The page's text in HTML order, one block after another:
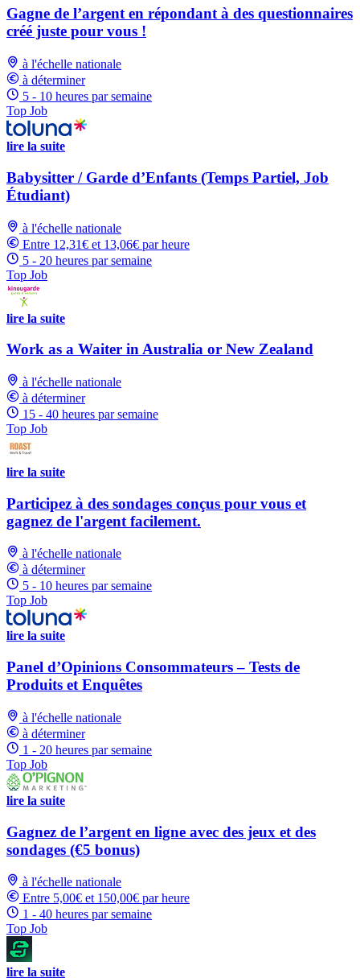
Gagne de l’argent en répondant à des questionnaires
créé juste pour vous !
à l'échelle nationale
à déterminer
5 - 10 heures par semaine
Top Job
lire la suite
Babysitter / Garde d’Enfants (Temps Partiel, Job
Étudiant)
à l'échelle nationale
Entre 12,31€ et 13,06€ par heure
5 - 20 heures par semaine
Top Job
lire la suite
Work as a Waiter in Australia or New Zealand
à l'échelle nationale
à déterminer
15 - 40 heures par semaine
Top Job
lire la suite
Participez à des sondages conçus pour vous et
gagnez de l'argent facilement.
à l'échelle nationale
à déterminer
5 - 10 heures par semaine
Top Job
lire la suite
Panel d’Opinions Consommateurs – Tests de
Produits et Enquêtes
à l'échelle nationale
à déterminer
1 - 20 heures par semaine
Top Job
lire la suite
Gagnez de l’argent en ligne avec des jeux et des
sondages (€5 bonus)
à l'échelle nationale
Entre 5,00€ et 150,00€ par heure
1 - 40 heures par semaine
Top Job
lire la suite